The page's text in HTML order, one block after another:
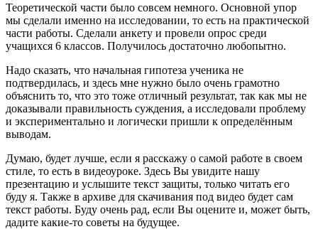
Теоретической части было совсем немного. Основной упор
мы сделали именно на исследовании, то есть на практической
части работы. Сделали анкету и провели опрос среди
учащихся 6 классов. Получилось достаточно любопытно.
Надо сказать, что начальная гипотеза ученика не
подтвердилась, и здесь мне нужно было очень грамотно
объяснить то, что это тоже отличный результат, так как мы не
доказывали правильность суждения, а исследовали проблему
и экспериментально и логически пришли к определённым
выводам.
Думаю, будет лучше, если я расскажу о самой работе в своем
стиле, то есть в видеоуроке. Здесь Вы увидите нашу
презентацию и услышите текст защиты, только читать его
буду я. Также в архиве для скачивания под видео будет сам
текст работы. Буду очень рад, если Вы оцените и, может быть,
дадите какие-то советы на будущее.